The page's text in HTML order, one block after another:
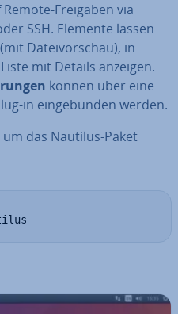
Freigaben via
SSH. Elemente lassen
Da­tei­vor­schau), in
mit Details anzeigen.
können über eine
in ein­ge­bun­den werden.
das Nautilus-Paket